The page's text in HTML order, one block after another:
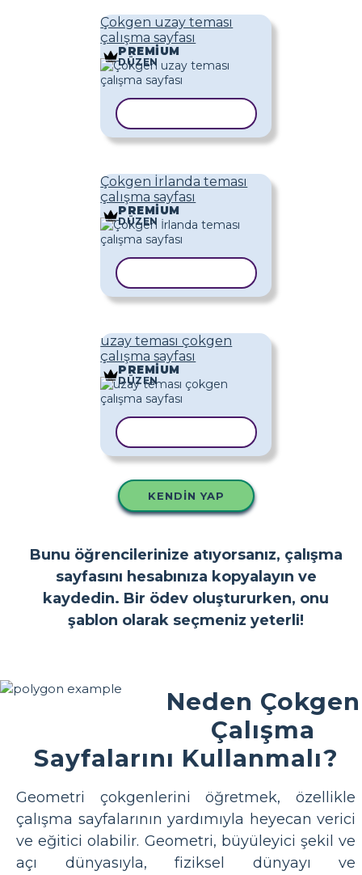
Çokgen uzay teması
çalışma sayfası
PREMIUM
DÜZEN
Çokgen İrlanda teması
çalışma sayfası
PREMIUM
DÜZEN
uzay teması çokgen
çalışma sayfası
PREMIUM
DÜZEN
KENDIN YAP
Bunu öğrencilerinize atıyorsanız, çalışma
sayfasını hesabınıza kopyalayın ve
kaydedin. Bir ödev oluştururken, onu
şablon olarak seçmeniz yeterli!
Neden Çokgen
Çalışma
Sayfalarını Kullanmalı?
Geometri çokgenlerini öğretmek, özellikle
çalışma sayfalarının yardımıyla heyecan verici
ve eğitici olabilir. Geometri, büyüleyici şekil ve
açı dünyasıyla, fiziksel dünyayı ve